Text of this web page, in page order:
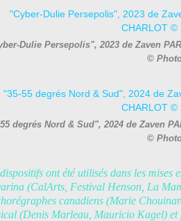
Dulie Persepolis", 2023 de Zaven
©
degrés Nord & Sud", 2024 de Zaven
©
ont été utilisés dans les mises
(CalArts, Festival Henson, La
canadiens (Marie
(Denis Marleau, Mauricio Kagel)